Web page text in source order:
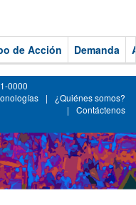
de Acción Demanda
0000
|
¿Quiénes somos?
|
Contáctenos